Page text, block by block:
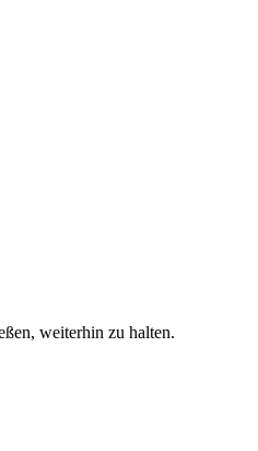
weiterhin zu halten.